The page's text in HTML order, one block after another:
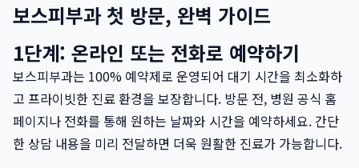
보스피부과 첫 방문, 완벽 가이드
1단계: 온라인 또는 전화로 예약하기
보스피부과는 100% 예약제로 운영되어 대기 시간을 최소화하
고 프라이빗한 진료 환경을 보장합니다. 방문 전, 병원 공식 홈
페이지나 전화를 통해 원하는 날짜와 시간을 예약하세요. 간단
한 상담 내용을 미리 전달하면 더욱 원활한 진료가 가능합니다.